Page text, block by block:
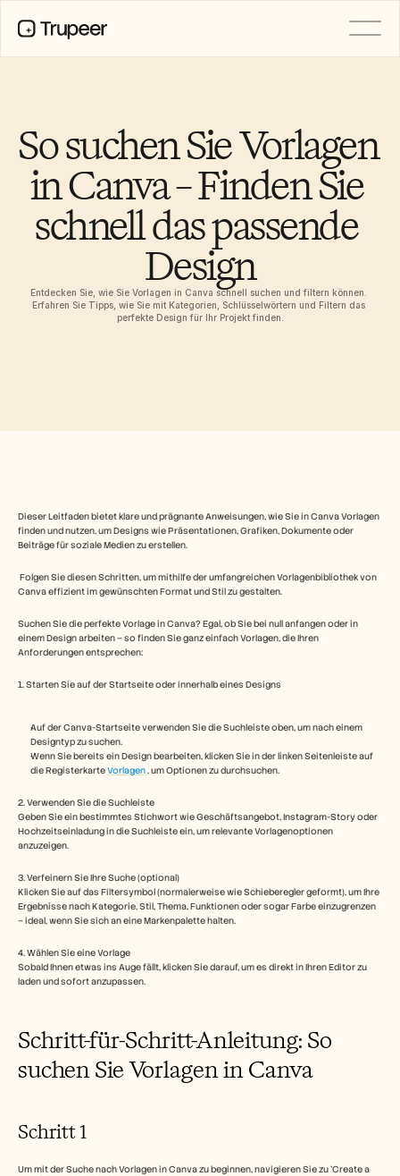
So suchen Sie Vorlagen
in Canva – Finden Sie
schnell das passende
Design
Entdecken Sie, wie Sie Vorlagen in Canva schnell suchen und filtern können.
Erfahren Sie Tipps, wie Sie mit Kategorien, Schlüsselwörtern und Filtern das
perfekte Design für Ihr Projekt finden.
Dieser Leitfaden bietet klare und prägnante Anweisungen, wie Sie in Canva Vorlagen
finden und nutzen, um Designs wie Präsentationen, Grafiken, Dokumente oder
Beiträge für soziale Medien zu erstellen.
Canva effizient im gewünschten Format und Stil zu gestalten.
Suchen Sie die perfekte Vorlage in Canva? Egal, ob Sie bei null anfangen oder in
einem Design arbeiten – so finden Sie ganz einfach Vorlagen, die Ihren
Anforderungen entsprechen:
1. Starten Sie auf der Startseite oder innerhalb eines Designs
Auf der Canva-Startseite verwenden Sie die Suchleiste oben, um nach einem
Designtyp zu suchen.
Wenn Sie bereits ein Design bearbeiten, klicken Sie in der linken Seitenleiste auf
die Registerkarte Vorlagen , um Optionen zu durchsuchen.
2. Verwenden Sie die Suchleiste
Geben Sie ein bestimmtes Stichwort wie Geschäftsangebot, Instagram-Story oder
Hochzeitseinladung in die Suchleiste ein, um relevante Vorlagenoptionen
anzuzeigen.
3. Verfeinern Sie Ihre Suche (optional)
Klicken Sie auf das Filtersymbol (normalerweise wie Schieberegler geformt), um Ihre
Ergebnisse nach Kategorie, Stil, Thema, Funktionen oder sogar Farbe einzugrenzen
– ideal, wenn Sie sich an eine Markenpalette halten.
4. Wählen Sie eine Vorlage
Sobald Ihnen etwas ins Auge fällt, klicken Sie darauf, um es direkt in Ihren Editor zu
laden und sofort anzupassen.
Schritt-für-Schritt-Anleitung: So
suchen Sie Vorlagen in Canva
Schritt 1
Um mit der Suche nach Vorlagen in Canva zu beginnen, navigieren Sie zu 'Create a
Kundengeschichten
Preise
Karriere
Übersetzung
Wissensdatenbank
KI-Avatare
Marken-Kits
Geteilte Seiten
KI-Bildschirmaufnahme
RESSOURCEN
KI-Champions des Wandels
Vorverkauf
Produktmarketing
Training
See more
Kostenlose Testversion starten